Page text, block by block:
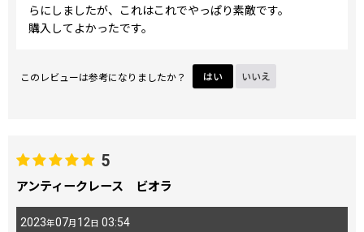
らにしましたが、これはこれでやっぱり素敵です。
購入してよかったです。
このレビューは参考になりましたか？ はい いいえ
5
アンティークレース ビオラ
2023年07月 12 日 03:54